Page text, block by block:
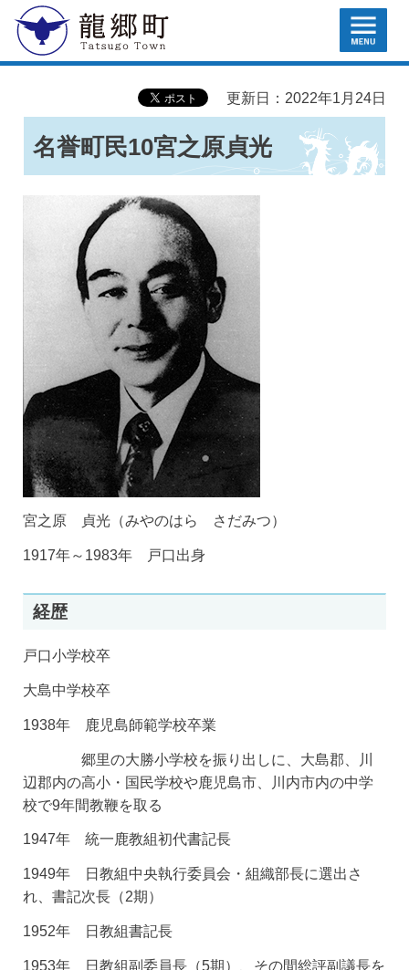
龍郷町 MENU
更新日：2022年1月24日
名誉町民10宮之原貞光
宮之原 貞光（みやのはら さだみつ）
1917年～1983年 戸口出身
経歴
戸口小学校卒
大島中学校卒
1938年 鹿児島師範学校卒業
郷里の大勝小学校を振り出しに、大島郡、川
辺郡内の高小・国民学校や鹿児島市、川内市内の中学
校で9年間教鞭を取る
1947年 統一鹿教組初代書記長
1949年 日教組中央執行委員会・組織部長に選出さ
れ、書記次長（2期）
1952年 日教組書記長
1953年 日教組副委員長（5期）、その間総評副議長を